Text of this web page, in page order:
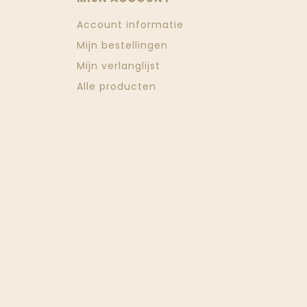
Account informatie
Mijn bestellingen
Mijn verlanglijst
Alle producten